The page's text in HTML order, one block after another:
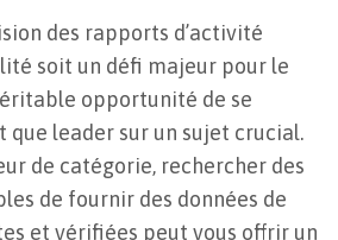
des rapports d’activité
soit un défi majeur pour le
opportunité de se
que leader sur un sujet crucial.
de catégorie, rechercher des
de fournir des données de
et vérifiées peut vous offrir un